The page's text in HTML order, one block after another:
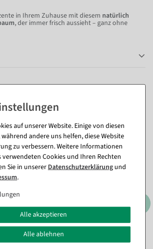
in Ihrem Zuhause mit diesem natürlich
, der immer frisch aussieht – ganz ohne
Artikel zu diesem Produkt
(8)
Künstlicher
Kirschblütenbaum, 160 cm,
auf unserer Website. Einige von diesen
andere uns helfen, diese Website
zu verbessern. Weitere Informationen
Cookies und Ihren Rechten
Sie in unsererDaten­schutz­erklärung und
.
Alle akzeptieren
Alle ablehnen